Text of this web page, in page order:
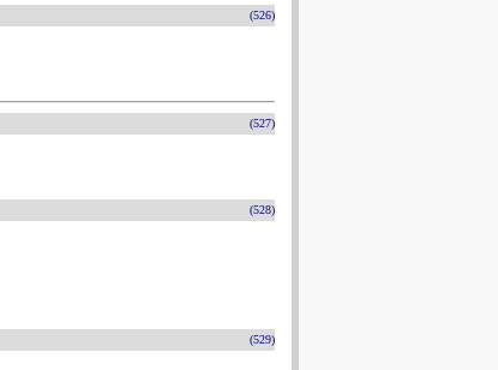
(526)
(527)
(528)
(529)